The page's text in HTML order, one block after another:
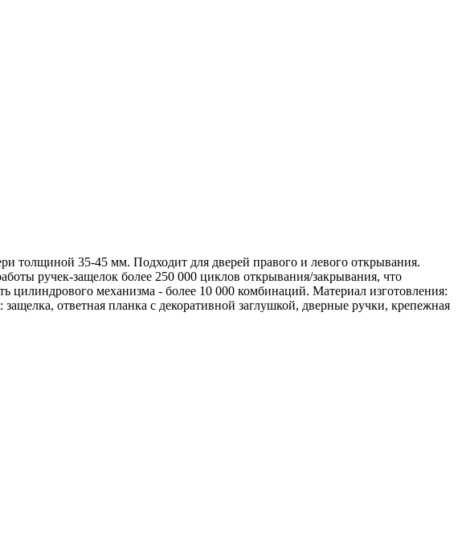
толщиной 35-45 мм. Подходит для дверей правого и левого открывания.
ручек-защелок более 250 000 циклов открывания/закрывания, что
цилиндрового механизма - более 10 000 комбинаций. Материал изготовления:
ответная планка с декоративной заглушкой, дверные ручки, крепежная